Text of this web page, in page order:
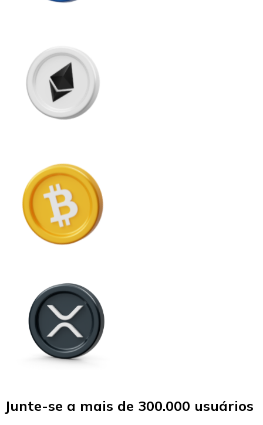
Junte-se a mais de 300.000 usuários